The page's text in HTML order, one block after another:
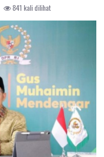
841 kali dilihat